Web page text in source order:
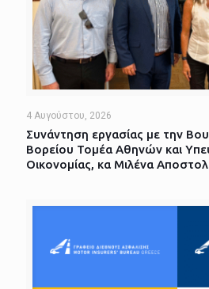
4 Αυγούστου, 2026
Συνάντηση εργασίας με την
Βορείου Τομέα Αθηνών και
Οικονομίας, κα Μιλένα